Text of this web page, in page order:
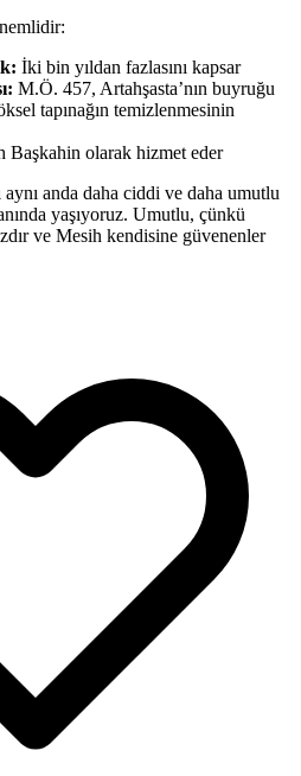
İki bin yıldan fazlasını kapsar
M.Ö. 457, Artahşasta’nın buyruğu
tapınağın temizlenmesinin
Başkahin olarak hizmet eder
anda daha ciddi ve daha umutlu
yaşıyoruz. Umutlu, çünkü
ve Mesih kendisine güvenenler